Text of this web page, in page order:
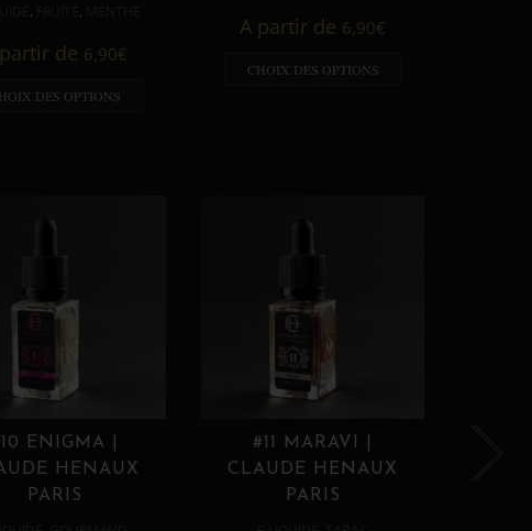
, ,
de 6,90€
DES OPTIONS
A partir de 6,90€
CHOIX DES OPTIONS
ENIGMA |
HENAUX
PARIS
#11 MARAVI |
CLAUDE HENAUX
PARIS